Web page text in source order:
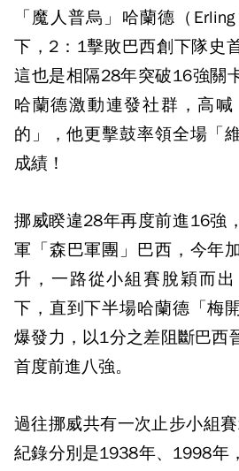
「魔人普烏」哈蘭德（
下，2：1擊敗巴西創下隊史
這也是相隔28年突破16強關
哈蘭德激動連發社群，高
的」，他更擊鼓率領全場「
成績！
挪威睽違28年再度前進16強
軍「森巴軍團」巴西，今年
升，一路從小組賽脫穎而
下，直到下半場哈蘭德「梅
爆發力，以1分之差阻斷巴西
首度前進八強。
過往挪威共有一次止步小組
紀錄分別是1938年、1998年